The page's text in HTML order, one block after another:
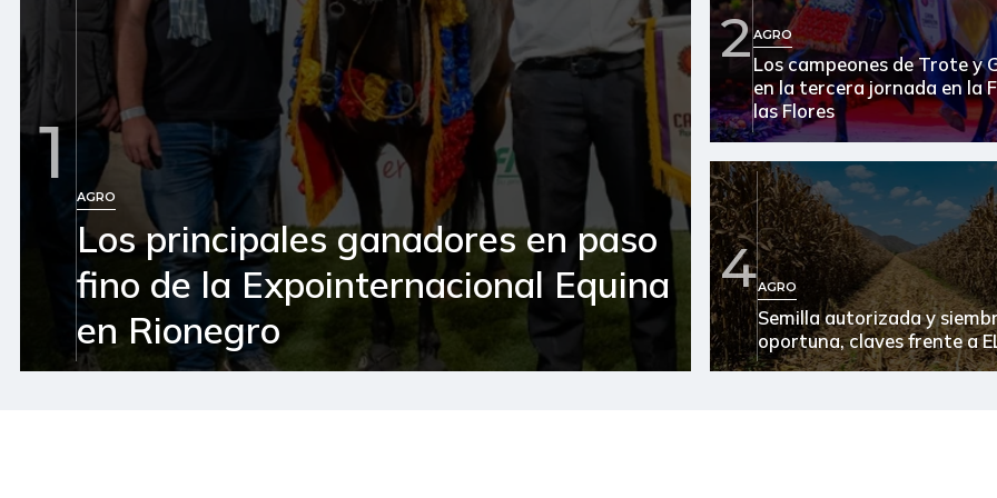
Arroz blanco en bulto
Arroz de primera
Arroz excelso
Arroz paddy verde
Arroz sopa cristal
Arveja amarilla seca
importada
Arveja verde
1
AGRO
Los principales ganadores en paso
fino de la Expointernacional Equina
en Rionegro
2AGRO
Los campeones de Trote y
en la tercera jornada en la
las Flores
4AGRO
Semilla autorizada y
oportuna, claves frente a